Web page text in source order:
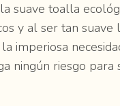
suave toalla
y al ser tan
imperiosa
ningún riesgo para